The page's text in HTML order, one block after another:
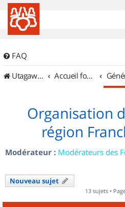
FAQ
UtagawaVTT (Randos VTT et VTTAE avec traces GPS)
Accueil forum
Organisation
région
Modérateur : Modérateurs des
Nouveau sujet
13 sujets •